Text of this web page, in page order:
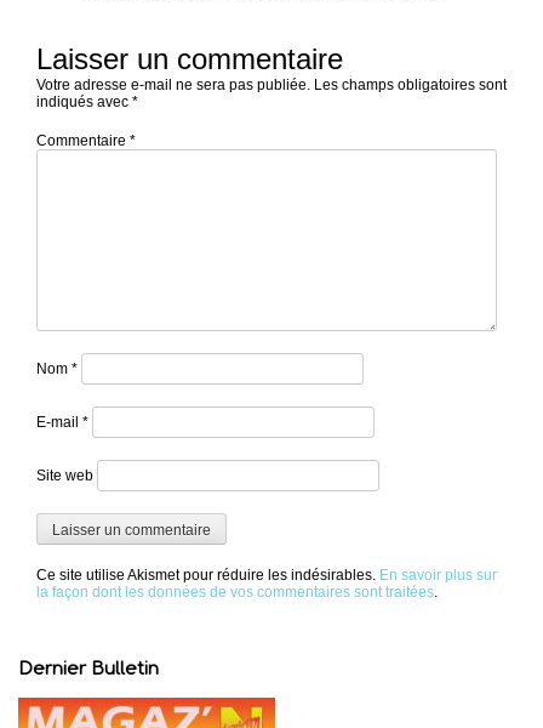
Laisser un commentaire
Votre adresse e-mail ne sera pas publiée. Les champs obligatoires sont
indiqués avec *
Commentaire *
Nom *
E-mail *
Site web
Ce site utilise Akismet pour réduire les indésirables. En savoir plus sur
la façon dont les données de vos commentaires sont traitées
Dernier Bulletin